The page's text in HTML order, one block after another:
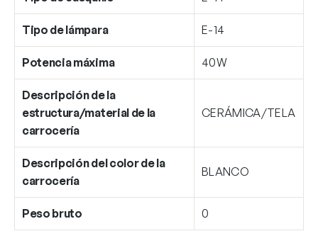
Tipo de lámpara E-14
Potencia máxima 40W
Descripción de la
estructura/material de la
carrocería
CERÁMICA/TELA
Descripción del color de la
carrocería
BLANCO
Peso bruto 0